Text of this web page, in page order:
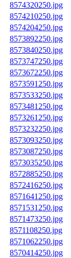
8574320250.jpg
8574210250.jpg
8574204250.jpg
8573892250.jpg
8573840250.jpg
8573747250.jpg
8573672250.jpg
8573591250.jpg
8573533250.jpg
8573481250.jpg
8573261250.jpg
8573232250.jpg
8573093250.jpg
8573087250.jpg
8573035250.jpg
8572885250.jpg
8572416250.jpg
8571641250.jpg
8571531250.jpg
8571473250.jpg
8571108250.jpg
8571062250.jpg
8570414250.jpg